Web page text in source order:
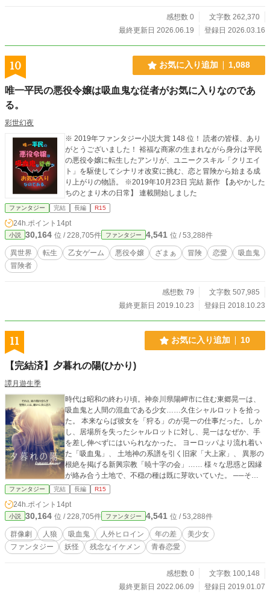
感想数 0
文字数 262,370
最終更新日 2026.06.19
登録日 2026.03.16
10 お気に入り追加 1,088
唯一平民の悪役令嬢は吸血鬼な従者がお気に入りなのであ
る。
彩世幻夜
※ 2019年ファンタジー小説大賞 148 位！ 読者の皆様、あり
がとうございました！ 裕福な商家の生まれながら身分は平民
の悪役令嬢に転生したアンリが、ユニークスキル「クリエイ
ト」を駆使してシナリオ改変に挑む、恋と冒険から始まる成
り上がりの物語。 ※2019年10月23日 完結 新作 【あやかした
ちのとまり木の日常】 連載開始しました
ファンタジー 完結 長編 R15
24h.ポイント 14pt
小説 30,164 位 / 228,705件 ファンタジー 4,541 位 / 53,288件
異世界 転生 乙女ゲーム 悪役令嬢 ざまぁ 冒険 恋愛
吸血鬼
冒険者
感想数 79
文字数 507,985
最終更新日 2019.10.23
登録日 2018.10.23
11 お気に入り追加 10
【完結済】夕暮れの陽(ひかり)
譚月遊生季
時代は昭和の終わり頃。神奈川県陽岬市に住む東郷晃一は、
吸血鬼と人間の混血である少女……久住シャルロットを拾っ
た。 本来ならば彼女を「狩る」のが晃一の仕事だった。しか
し、居場所を失ったシャルロットに対し、晃一はなぜか、手
を差し伸べずにはいられなかった。 ヨーロッパより流れ着い
た「吸血鬼」、 土地神の系譜を引く旧家「大上家」、 異形の
根絶を掲げる新興宗教「暁十字の会」…… 様々な思惑と因縁
が絡み合う土地で、不穏の種は既に芽吹いていた。 ──それ
でも、その空はいつだって美しかった。 これはひとつの恋の
始まりと、終わりまでのお話。世界に翻弄された男と少女が
求めた、儚い「日常」の物語。 たとえ、少女にとって陽(ひか
り)が毒だったとしても、求めたい居場所がそこにはあった。
《注意書き》 ※他サイトにも同名義で重複投稿しておりま
す。なお、アルファポリス版では25話以降の視点は「人間」
側がメインです。 ※過激な描写があります。 ※現実世界のあ
の作品の中にしか存在しない架空の土地です。 ※この作品に
は暴力的・差別的な表現も含まれますが、差別を助長・肯定
ファンタジー 完結 長編 R15
24h.ポイント 14pt
小説 30,164 位 / 228,705件 ファンタジー 4,541 位 / 53,288件
群像劇 人狼 吸血鬼 人外ヒロイン 年の差
美少女
ファンタジー
妖怪 残念なイケメン 青春恋愛
感想数 0
文字数 100,148
最終更新日 2022.06.09
登録日 2019.01.07